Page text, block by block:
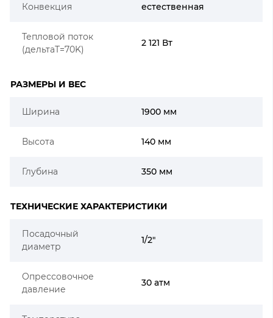
Конвекция естественная
Тепловой поток
(дельтаT=70K)
2 121 Вт
РАЗМЕРЫ И ВЕС
Ширина 1900 мм
Высота 140 мм
Глубина 350 мм
ТЕХНИЧЕСКИЕ ХАРАКТЕРИСТИКИ
Посадочный
диаметр
1/2"
Опрессовочное
давление
30 атм